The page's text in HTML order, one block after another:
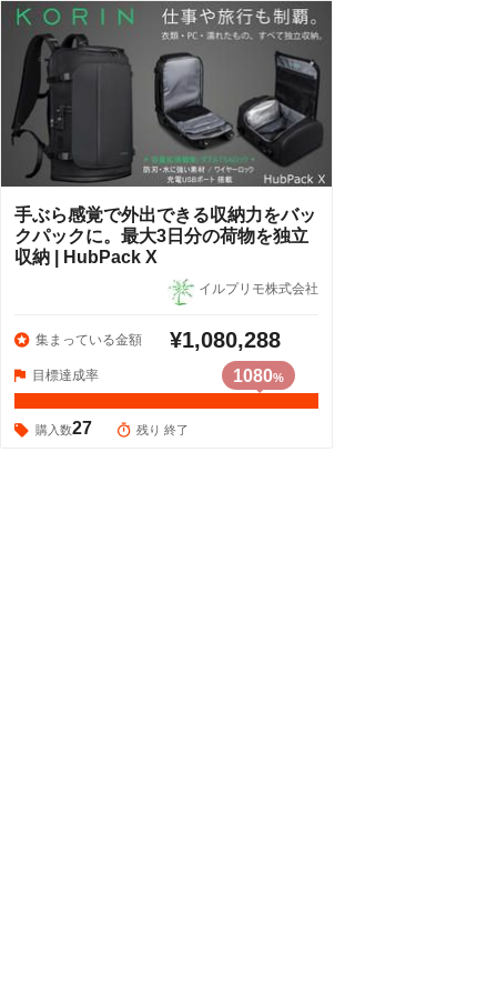
手ぶら感覚で外出できる収納力をバッ
クパックに。最大3日分の荷物を独立
収納 | HubPack X
イルプリモ株式会社
集まっている金額 ¥1,080,288
目標達成率 1080%
購入数27 残り 終了